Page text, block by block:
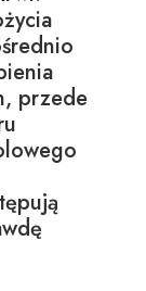
przede